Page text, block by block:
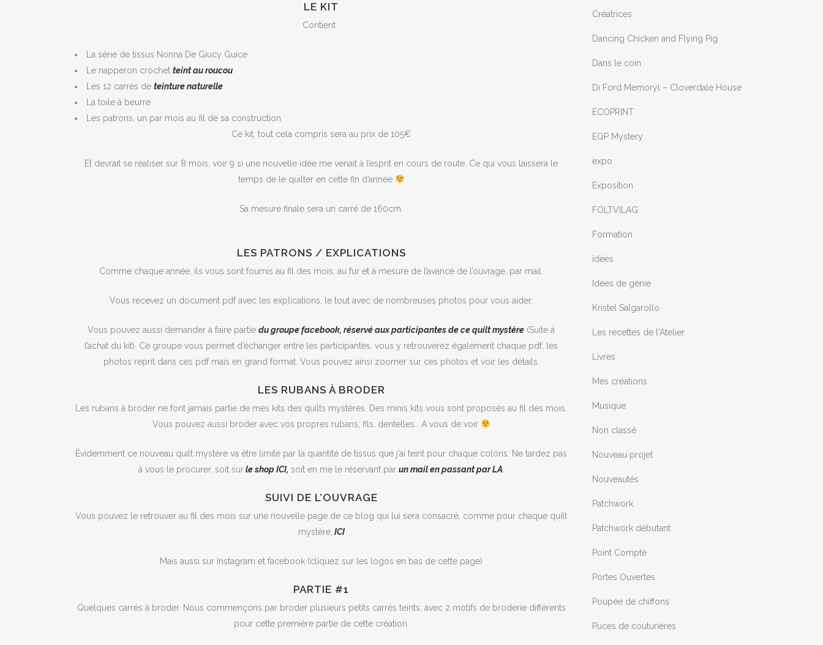
LE KIT
Contient :
La série de tissus Nonna De Giucy Guice
Le napperon crochet teint au roucou
Les 12 carrés de teinture naturelle
La toile à beurre
Les patrons, un par mois au fil de sa construction
Ce kit, tout cela compris sera au prix de 105€
Et devrait se réaliser sur 8 mois, voir 9 si une nouvelle idée me venait à l’esprit en cours de route. Ce qui vous laissera le
temps de le quilter en cette fin d’année
Sa mesure finale sera un carré de 160cm.
LES PATRONS / EXPLICATIONS
Comme chaque année, ils vous sont fournis au fil des mois, au fur et à mesure de l’avancé de l’ouvrage, par mail.
Vous recevez un document pdf avec les explications, le tout avec de nombreuses photos pour vous aider.
Vous pouvez aussi demander à faire partie du groupe facebook, réservé aux participantes de ce quilt mystère (Suite à
l’achat du kit). Ce groupe vous permet d’échanger entre les participantes. vous y retrouverez également chaque pdf, les
photos reprit dans ces pdf mais en grand format. Vous pouvez ainsi zoomer sur ces photos et voir les détails.
LES RUBANS À BRODER
Les rubans à broder ne font jamais partie de mes kits des quilts mystères. Des minis kits vous sont proposés au fil des mois.
Vous pouvez aussi broder avec vos propres rubans, fils, dentelles… A vous de voir
Évidemment ce nouveau quilt mystère va être limité par la quantité de tissus que j’ai teint pour chaque coloris. Ne tardez pas
à vous le procurer, soit surle shop ICI, soit en me le réservant par un mail en passant par LA
SUIVI DE L’OUVRAGE
Vous pouvez le retrouver au fil des mois sur une nouvelle page de ce blog qui lui sera consacré, comme pour chaque quilt
mystère, ICI
Mais aussi sur Instagram et facebook (cliquez sur les logos en bas de cette page)
PARTIE #1
Quelques carrés à broder. Nous commençons par broder plusieurs petits carrés teints, avec 2 motifs de broderie différents
pour cette première partie de cette création.
Créatrices
Dancing Chicken and Flying Pig
Dans le coin
Di Ford Memoryl – Cloverdale House
ECOPRINT
EQP Mystery
expo
Exposition
FOLTVILAG
Formation
idées
Idées de génie
Kristel Salgarollo
Les recettes de l'Atelier
Livres
Mes créations
Musique
Non classé
Nouveau projet
Nouveautés
Patchwork
Patchwork débutant
Point Compté
Portes Ouvertes
Poupée de chiffons
Puces de couturières